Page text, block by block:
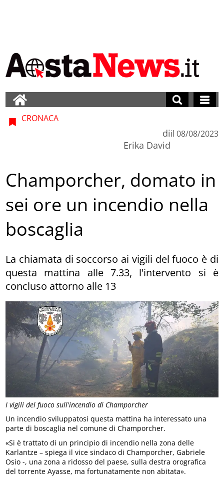
I vigili del fuoco sull'incendio di Champorcher
CRONACA
di
Erika David
il 08/08/2023
Champorcher, domato in
sei ore un incendio nella
boscaglia
La chiamata di soccorso ai vigili del fuoco è di
questa mattina alle 7.33, l'intervento si è
concluso attorno alle 13
Un incendio sviluppatosi questa mattina ha interessato una
parte di boscaglia nel comune di Champorcher.
«Si è trattato di un principio di incendio nella zona delle
Karlantze – spiega il vice sindaco di Champorcher, Gabriele
Osio -, una zona a ridosso del paese, sulla destra orografica
del torrente Ayasse, ma fortunatamente non abitata».